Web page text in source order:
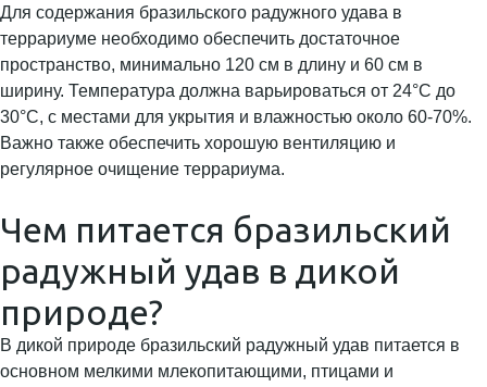
Для содержания бразильского радужного удава в
террариуме необходимо обеспечить достаточное
пространство, минимально 120 см в длину и 60 см в
ширину. Температура должна варьироваться от 24°C до
30°C, с местами для укрытия и влажностью около 60-70%.
Важно также обеспечить хорошую вентиляцию и
регулярное очищение террариума.
Чем питается бразильский
радужный удав в дикой
природе?
В дикой природе бразильский радужный удав питается в
основном мелкими млекопитающими, птицами и